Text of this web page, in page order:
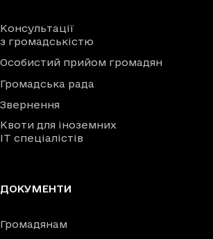
Консультації
з громадськістю
Особистий прийом громадян
Громадська рада
Звернення
Квоти для іноземних
IT спеціалістів
ДОКУМЕНТИ
Громадянам